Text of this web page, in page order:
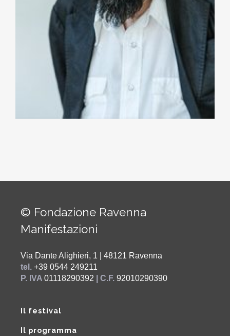
© Fondazione Ravenna
Manifestazioni
Via Dante Alighieri, 1 | 48121 Ravenna
tel. +39 0544 249211
P. IVA 01118290392 | C.F. 92010290390
Il festival
Il programma